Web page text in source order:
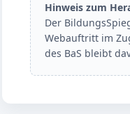
Hinweis zum
Der
Webauftritt im
des BaS bleibt